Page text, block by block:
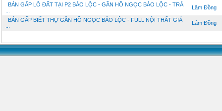
BÁN GẤP LÔ ĐẤT TẠI P2 BẢO LỘC - GẦN HỒ NGỌC BẢO LỘC - TRẢ
Lâm Đồng
BÁN GẤP BIẾT THỰ GẦN HỒ NGỌC BẢO LỘC - FULL NỘI THẤT GIÁ
Lâm Đồng